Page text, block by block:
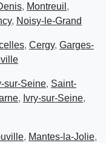
, Montreuil ,
, Noisy-le-Grand
, Cergy, Garges-
sur-Seine, Saint-
, Ivry-sur-Seine,
, Mantes-la-Jolie,